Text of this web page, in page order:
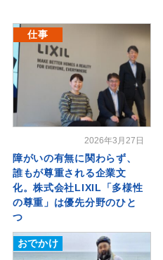
仕事
2026年3月27日
障がいの有無に関わらず、
誰もが尊重される企業文
化。株式会社LIXIL「多様性
の尊重」は優先分野のひと
つ
おでかけ